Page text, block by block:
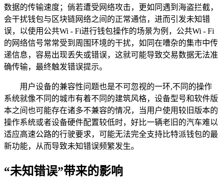
数据的传输速度；倘若遭受网络攻击，更如同遇到海盗拦截，
会干扰钱包与区块链网络之间的正常通信，进而引发未知错
误，以使用公共Wi - Fi进行钱包操作的场景为例，公共Wi - Fi
的网络信号常常受到周围环境的干扰，如同在嘈杂的集市中传
递信息，容易出现丢失或错误，这就可能导致交易数据无法准
确传输，最终触发错误提示。
用户设备的兼容性问题也是不可忽视的一环,不同的操作
系统就像不同的城市有着不同的建筑风格，设备型号和软件版
本之间也可能存在诸多不兼容的情况，当用户使用较旧版本的
操作系统或者设备硬件配置较低时，好比一辆老旧的汽车难以
适应高速公路的行驶要求，可能无法完全支持比特派钱包的最
新功能，从而导致未知错误频繁发生。
“未知错误”带来的影响